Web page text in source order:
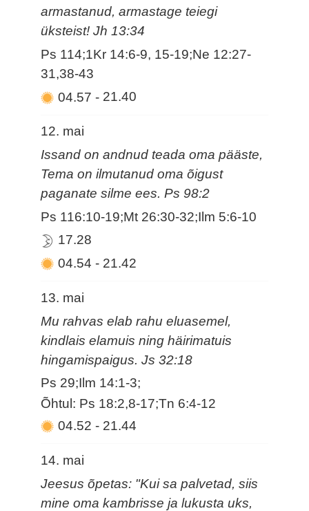
armastanud, armastage teiegi
üksteist! Jh 13:34
Ps 114;1Kr 14:6-9, 15-19;Ne 12:27-
31,38-43
04.57- 21.40
12. mai
Issand on andnud teada oma pääste,
Tema on ilmutanud oma õigust
paganate silme ees. Ps 98:2
Ps 116:10-19;Mt 26:30-32;Ilm 5:6-10
17.28
04.54- 21.42
13. mai
Mu rahvas elab rahu eluasemel,
kindlais elamuis ning häirimatuis
hingamispaigus. Js 32:18
Ps 29;Ilm 14:1-3;
Õhtul: Ps 18:2,8-17;Tn 6:4-12
04.52- 21.44
14. mai
Jeesus õpetas: "Kui sa palvetad, siis
mine oma kambrisse ja lukusta uks,